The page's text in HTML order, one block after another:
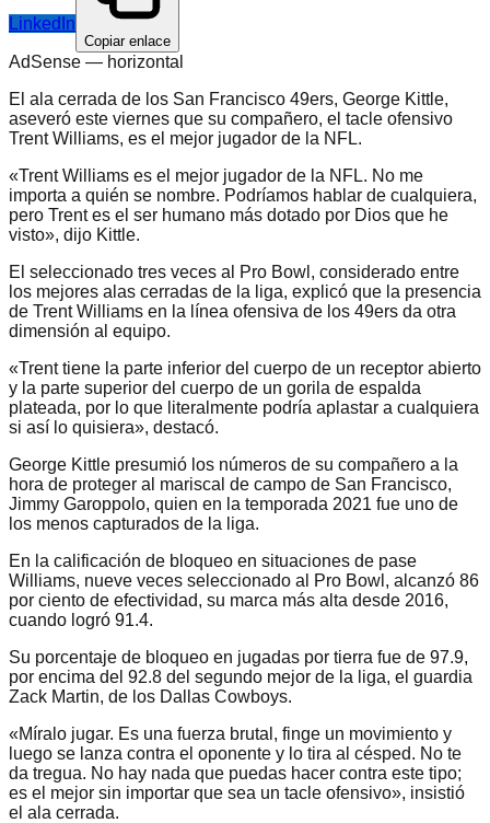
LinkedIn
Copiar enlace
AdSense — horizontal
El ala cerrada de los San Francisco 49ers, George Kittle,
aseveró este viernes que su compañero, el tacle ofensivo
Trent Williams, es el mejor jugador de la NFL.
«Trent Williams es el mejor jugador de la NFL. No me
importa a quién se nombre. Podríamos hablar de cualquiera,
pero Trent es el ser humano más dotado por Dios que he
visto», dijo Kittle.
El seleccionado tres veces al Pro Bowl, considerado entre
los mejores alas cerradas de la liga, explicó que la presencia
de Trent Williams en la línea ofensiva de los 49ers da otra
dimensión al equipo.
«Trent tiene la parte inferior del cuerpo de un receptor abierto
y la parte superior del cuerpo de un gorila de espalda
plateada, por lo que literalmente podría aplastar a cualquiera
si así lo quisiera», destacó.
George Kittle presumió los números de su compañero a la
hora de proteger al mariscal de campo de San Francisco,
Jimmy Garoppolo, quien en la temporada 2021 fue uno de
los menos capturados de la liga.
En la calificación de bloqueo en situaciones de pase
Williams, nueve veces seleccionado al Pro Bowl, alcanzó 86
por ciento de efectividad, su marca más alta desde 2016,
cuando logró 91.4.
Su porcentaje de bloqueo en jugadas por tierra fue de 97.9,
por encima del 92.8 del segundo mejor de la liga, el guardia
Zack Martin, de los Dallas Cowboys.
«Míralo jugar. Es una fuerza brutal, finge un movimiento y
luego se lanza contra el oponente y lo tira al césped. No te
da tregua. No hay nada que puedas hacer contra este tipo;
es el mejor sin importar que sea un tacle ofensivo», insistió
el ala cerrada.